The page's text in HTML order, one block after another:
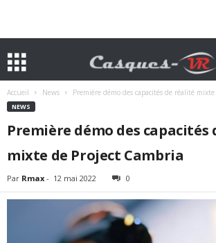
Accueil News Première démo des capacités de réalité
NEWS
Première démo des capacités
mixte de Project Cambria
Par Rmax - 12 mai 2022 0